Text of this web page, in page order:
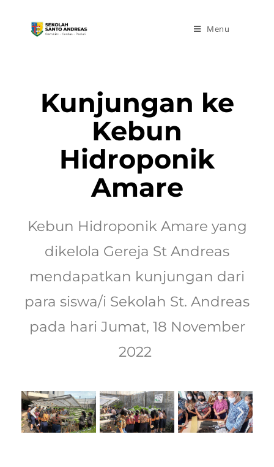
Menu
Kunjungan ke
Kebun
Hidroponik
Amare
Kebun Hidroponik Amare yang
dikelola Gereja St Andreas
mendapatkan kunjungan dari
para siswa/i Sekolah St. Andreas
pada hari Jumat, 18 November
2022